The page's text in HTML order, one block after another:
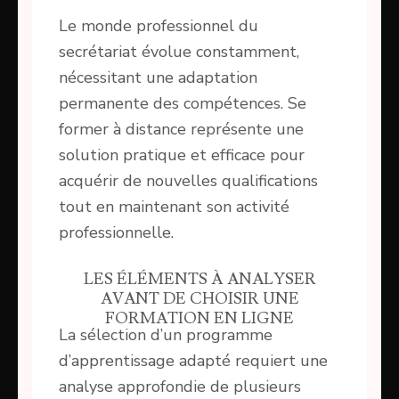
Le monde professionnel du
secrétariat évolue constamment,
nécessitant une adaptation
permanente des compétences. Se
former à distance représente une
solution pratique et efficace pour
acquérir de nouvelles qualifications
tout en maintenant son activité
professionnelle.
LES ÉLÉMENTS À ANALYSER
AVANT DE CHOISIR UNE
FORMATION EN LIGNE
La sélection d’un programme
d’apprentissage adapté requiert une
analyse approfondie de plusieurs